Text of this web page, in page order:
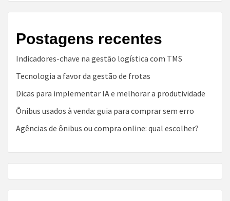
Postagens recentes
Indicadores-chave na gestão logística com TMS
Tecnologia a favor da gestão de frotas
Dicas para implementar IA e melhorar a produtividade
Ônibus usados à venda: guia para comprar sem erro
Agências de ônibus ou compra online: qual escolher?